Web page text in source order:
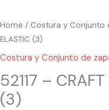
Home / Costura y Conjunto
ELASTIC (3)
Costura y Conjunto de
52117 –
(3)